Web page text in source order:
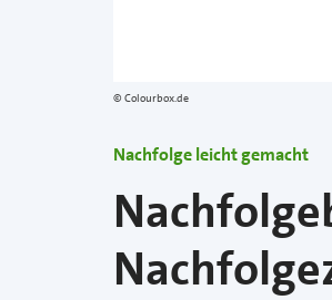
Colourbox.de
Nachfolge leicht gemacht